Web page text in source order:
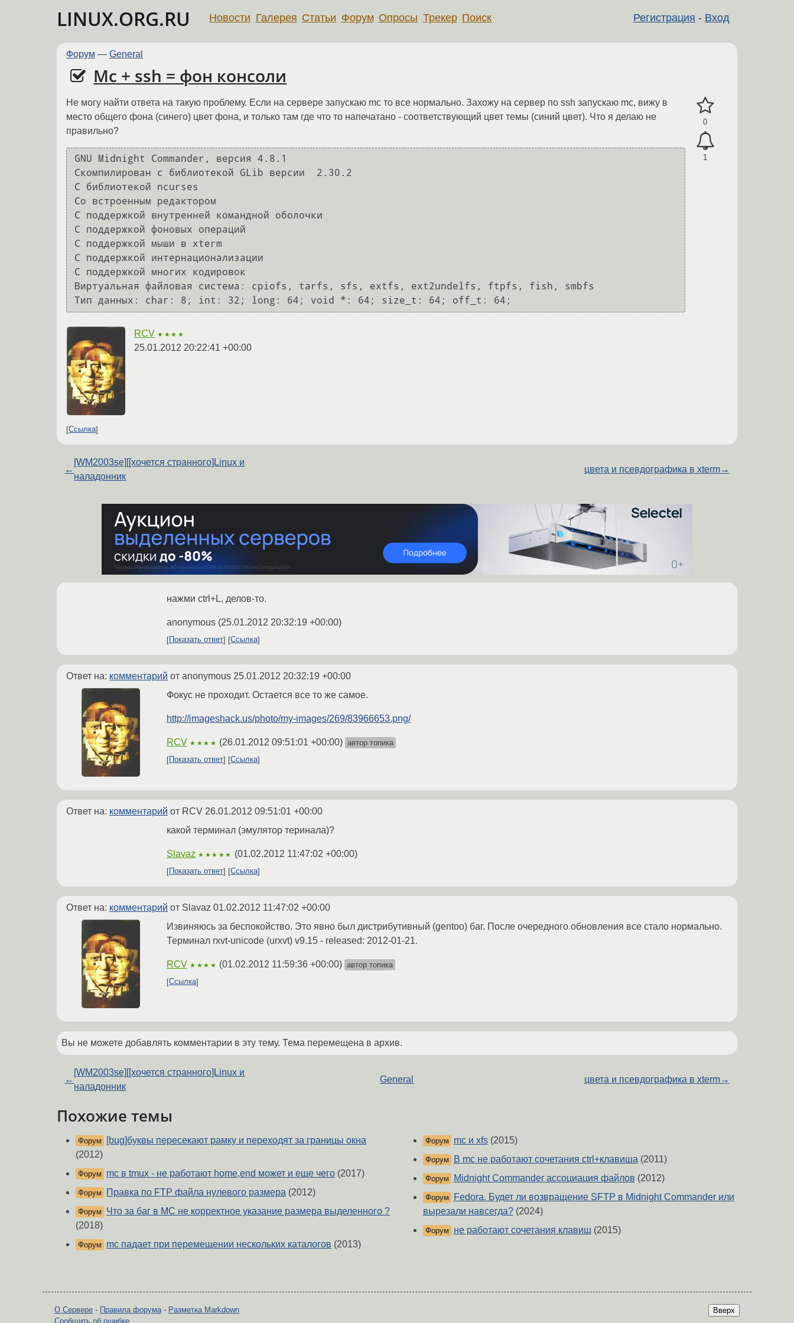
LINUX.ORG.RU Регистрация - Вход
Новости Галерея Статьи Форум Опросы Трекер Поиск
Форум — General
Mc + ssh = фон консоли
0
1
Не могу найти ответа на такую проблему. Если на сервере запускаю mc то все нормально. Захожу на сервер по ssh запускаю mc, вижу в
место общего фона (синего) цвет фона, и только там где что то напечатано - соответствующий цвет темы (синий цвет). Что я делаю не
правильно?
GNU Midnight Commander, версия 4.8.1
Скомпилирован с библиотекой GLib версии  2.30.2
С библиотекой ncurses
Со встроенным редактором
C поддержкой внутренней командной оболочки
С поддержкой фоновых операций
С поддержкой мыши в xterm
С поддержкой интернационализации
С поддержкой многих кодировок
Виртуальная файловая система: cpiofs, tarfs, sfs, extfs, ext2undelfs, ftpfs, fish, smbfs
RCV ★★★★
25.01.2012 20:22:41 +00:00
Ссылка
←
[WM2003se][[хочется странного]Linux и
наладонник
цвета и псевдографика в xterm→
нажми ctrl+L, делов-то.
anonymous (25.01.2012 20:32:19 +00:00)
Показать ответ Ссылка
Ответ на: комментарий от anonymous 25.01.2012 20:32:19 +00:00
Фокус не проходит. Остается все то же самое.
http://imageshack.us/photo/my-images/269/83966653.png/
RCV ★★★★ (26.01.2012 09:51:01 +00:00) автор топика
Показать ответ
Ссылка
Ответ на: комментарий от RCV 26.01.2012 09:51:01 +00:00
какой терминал (эмулятор теринала)?
Slavaz ★★★★★ (01.02.2012 11:47:02 +00:00)
Показать ответ Ссылка
Ответ на: комментарий от Slavaz 01.02.2012 11:47:02 +00:00
Извиняюсь за беспокойство. Это явно был дистрибутивный (gentoo) баг. После очередного обновления все стало нормально.
Терминал rxvt-unicode (urxvt) v9.15 - released: 2012-01-21.
RCV ★★★★ (01.02.2012 11:59:36 +00:00) автор топика
Ссылка
Вы не можете добавлять комментарии в эту тему. Тема перемещена в архив.
←
[WM2003se][[хочется странного]Linux и
наладонник
General цвета и псевдографика в xterm→
Похожие темы
Форум
[bug]буквы пересекают рамку и переходят за границы окна
(2012)
Форум mc в tmux - не работают home,end может и еще чего (2017)
Форум Правка по FTP файла нулевого размера (2012)
Форум
Что за баг в MC не корректное указание размера выделенного ?
(2018)
Форум mc падает при перемещении нескольких каталогов (2013)
Форум mc и xfs(2015)
Форум В mc не работают сочетания ctrl+клавиша(2011)
Форум Midnight Commander ассоциация файлов (2012)
Форум
Fedora. Будет ли возвращение SFTP в Midnight Commander или
вырезали навсегда?(2024)
Форум не работают сочетания клавиш (2015)
Вверх
О Сервере - Правила форума- Разметка Markdown
Сообщить об ошибке